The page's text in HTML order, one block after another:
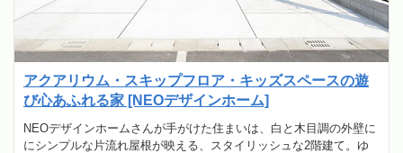
アクアリウム・スキップフロア・キッズスペースの遊
び心あふれる家 [NEOデザインホーム]
NEOデザインホームさんが手がけた住まいは、白と木目調の外壁に
にシンプルな片流れ屋根が映える、スタイリッシュな2階建て。ゆ